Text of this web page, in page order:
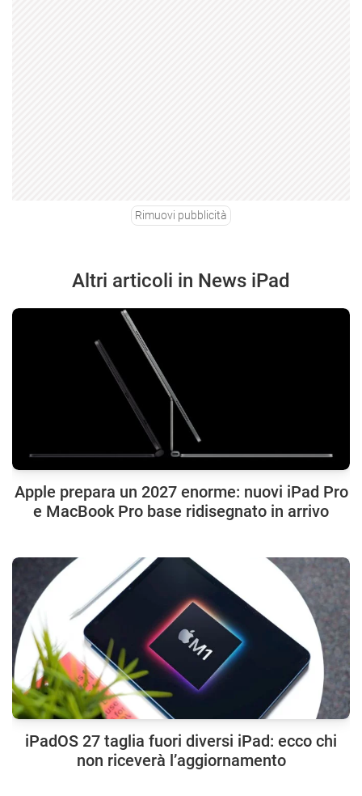
Rimuovi pubblicità
Altri articoli in News iPad
Apple prepara un 2027 enorme: nuovi iPad Pro
e MacBook Pro base ridisegnato in arrivo
iPadOS 27 taglia fuori diversi iPad: ecco chi
non riceverà l’aggiornamento